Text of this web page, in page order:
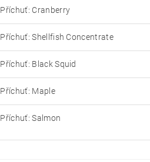
Příchuť: Cranberry
Příchuť: Shellfish Concentrate
Příchuť: Black Squid
Příchuť: Maple
Příchuť: Salmon